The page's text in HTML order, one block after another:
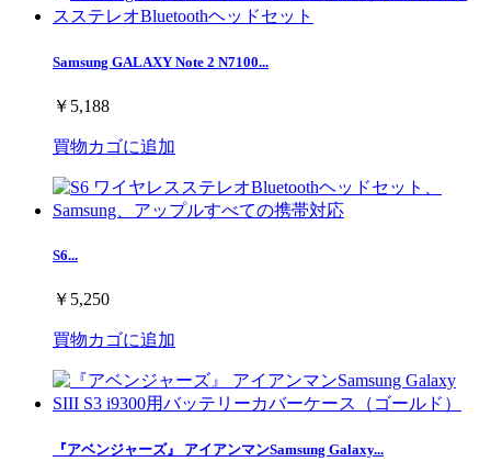
Samsung GALAXY Note 2 N7100...
￥5,188
買物カゴに追加
S6...
￥5,250
買物カゴに追加
『アベンジャーズ』 アイアンマンSamsung Galaxy...